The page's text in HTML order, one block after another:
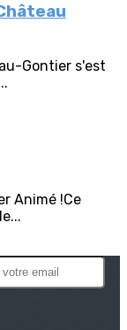
Gontier s'est
Animé !Ce